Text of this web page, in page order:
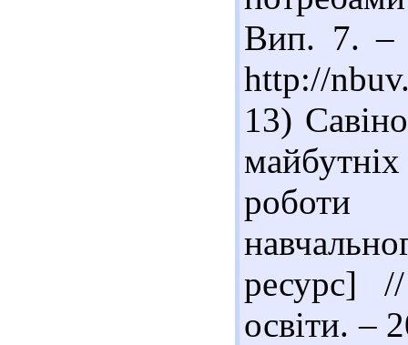
Вип. 7. –
http://
13)
роботи
ресурс]
освіти. –